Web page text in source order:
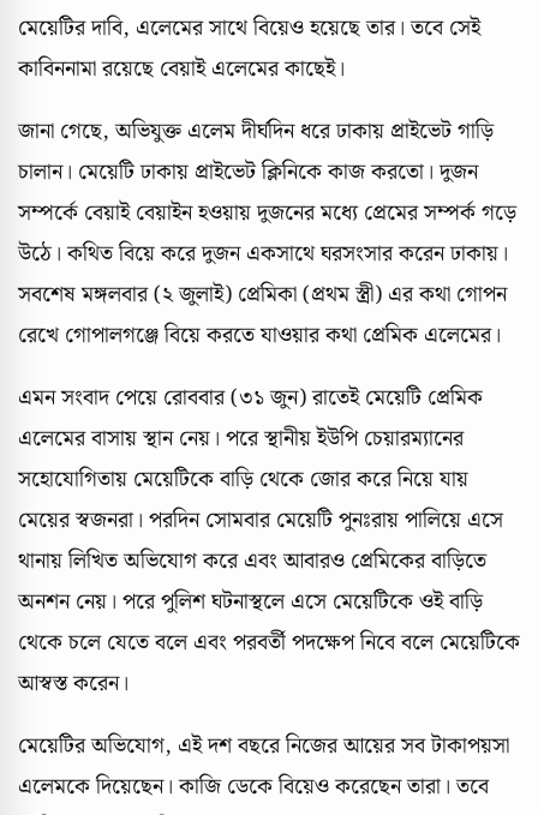
মেয়েটির দাবি, এলেমের সাথে বিয়েও হয়েছে তার। তবে সেই
কাবিননামা রয়েছে বেয়াই এলেমের কাছেই।
জানা গেছে, অভিযুক্ত এলেম দীর্ঘদিন ধরে ঢাকায় প্রাইভেট গাড়ি
চালান। মেয়েটি ঢাকায় প্রাইভেট ক্লিনিকে কাজ করতো। দুজন
সম্পর্কে বেয়াই বেয়াইন হওয়ায় দুজনের মধ্যে প্রেমের সম্পর্ক গড়ে
উঠে। কথিত বিয়ে করে দুজন একসাথে ঘরসংসার করেন ঢাকায়।
সবশেষ মঙ্গলবার (২ জুলাই) প্রেমিকা (প্রথম স্ত্রী) এর কথা গোপন
রেখে গোপালগঞ্জে বিয়ে করতে যাওয়ার কথা প্রেমিক এলেমের।
এমন সংবাদ পেয়ে রোববার (৩১ জুন) রাতেই মেয়েটি প্রেমিক
এলেমের বাসায় স্থান নেয়। পরে স্থানীয় ইউপি চেয়ারম্যানের
সহোযোগিতায় মেয়েটিকে বাড়ি থেকে জোর করে নিয়ে যায়
মেয়ের স্বজনরা। পরদিন সোমবার মেয়েটি পুনঃরায় পালিয়ে এসে
থানায় লিখিত অভিযোগ করে এবং আবারও প্রেমিকের বাড়িতে
অনশন নেয়। পরে পুলিশ ঘটনাস্থলে এসে মেয়েটিকে ওই বাড়ি
থেকে চলে যেতে বলে এবং পরবর্তী পদক্ষেপ নিবে বলে মেয়েটিকে
আস্বস্ত করেন।
মেয়েটির অভিযোগ, এই দশ বছরে নিজের আয়ের সব টাকাপয়সা
এলেমকে দিয়েছেন। কাজি ডেকে বিয়েও করেছেন তারা। তবে